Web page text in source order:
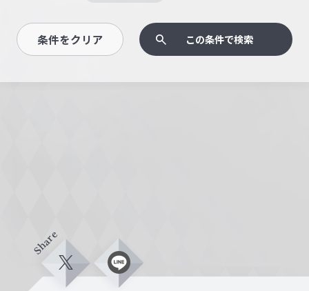
条件をクリア この条件で検索
Share
X L